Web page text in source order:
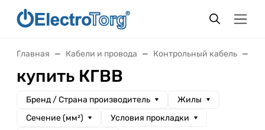
Главная Кабели и провода Контрольный кабель
купить КГВВ
Бренд / Cтрана производитель
Жилы
Сечение (мм²)
Условия прокладки